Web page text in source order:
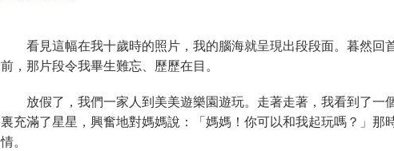
看見這幅在我十歲時的照片，我的腦海就呈現出段段面。暮然回
前，那片段令我畢生難忘、歷歷在目。
放假了，我們一家人到美美遊樂園遊玩。走著走著，我看到了一
裏充滿了星星，興奮地對媽媽說：「媽媽！你可以和我起玩嗎？」那
情。